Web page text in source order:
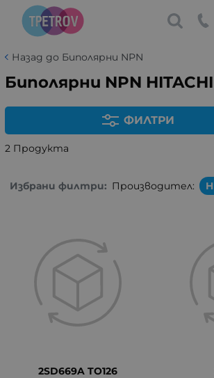
Назад до Биполярни NPN
Биполярни NPN HITACHI
ФИЛТРИ
2 Продукта
Избрани филтри: Производител:
2SD669A TO126